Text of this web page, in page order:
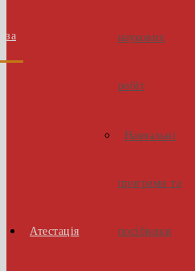
Атестація
наукових
робіт
Навчальні
програми та
посібники